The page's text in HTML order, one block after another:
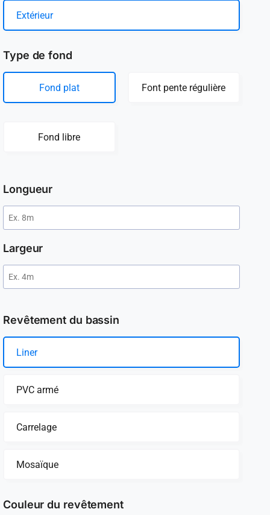
Extérieur
Type de fond
Fond plat Font pente régulière
Fond libre
Longueur
Largeur
Revêtement du bassin
Liner
PVC armé
Carrelage
Mosaïque
Couleur du revêtement